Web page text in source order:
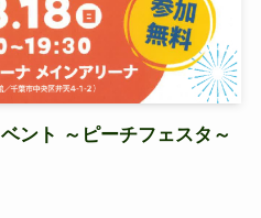
ント ～ピーチフェスタ～